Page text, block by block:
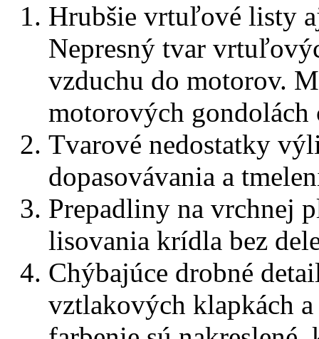
Hrubšie vrtuľové listy
Nepresný tvar
vzduchu do motorov.
motorových gondolách
Tvarové nedostatky
dopasovávania a
Prepadliny na vrchnej
lisovania krídla bez
Chýbajúce drobné
vztlakových klapkách